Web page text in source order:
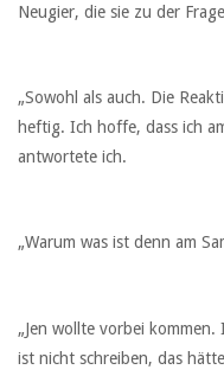
Neugier, die sie zu der
„Sowohl als auch. Die
heftig. Ich hoffe, dass ich
antwortete ich.
„Warum was ist denn am
„Jen wollte vorbei
ist nicht schreiben, das